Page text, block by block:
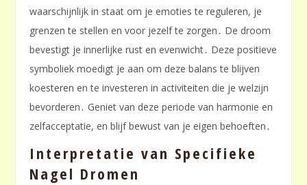
waarschijnlijk in staat om je emoties te reguleren, je
grenzen te stellen en voor jezelf te zorgen․ De droom
bevestigt je innerlijke rust en evenwicht․ Deze positieve
symboliek moedigt je aan om deze balans te blijven
koesteren en te investeren in activiteiten die je welzijn
bevorderen․ Geniet van deze periode van harmonie en
zelfacceptatie, en blijf bewust van je eigen behoeften․
Interpretatie van Specifieke
Nagel Dromen